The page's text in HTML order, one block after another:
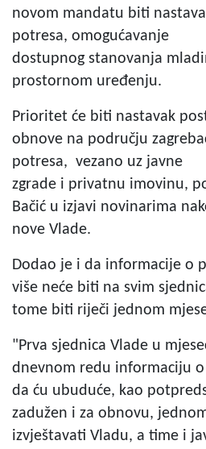
novom mandatu biti
potresa, omogućavanje
dostupnog stanovanja
prostornom uređenju.
Prioritet će biti nastavak
obnove na području
potresa, vezano uz javne
zgrade i privatnu imovinu,
Bačić u izjavi novinarima
nove Vlade.
Dodao je i da informacije o
više neće biti na svim
tome biti riječi jednom
"Prva sjednica Vlade u
dnevnom redu informaciju
da ću ubuduće, kao
zadužen i za obnovu,
izvještavati Vladu, a time i